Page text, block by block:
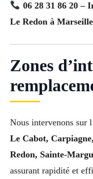
06 28 31 86 20 –
Le Redon à Marseille
Zones
Nous intervenons sur
Le Cabot,
Redon, Sainte-
assurant rapidité et